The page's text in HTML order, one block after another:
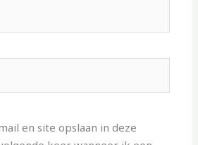
en site opslaan in deze